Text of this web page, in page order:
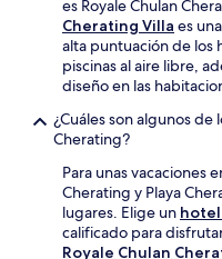
es Royale Chulan
Cherating Villa es
alta puntuación de los
piscinas al aire libre,
diseño en las
¿Cuáles son algunos
Cherating?
Para unas vacaciones
Cherating y Playa
lugares. Elige un hotel
calificado para
Royale Chulan